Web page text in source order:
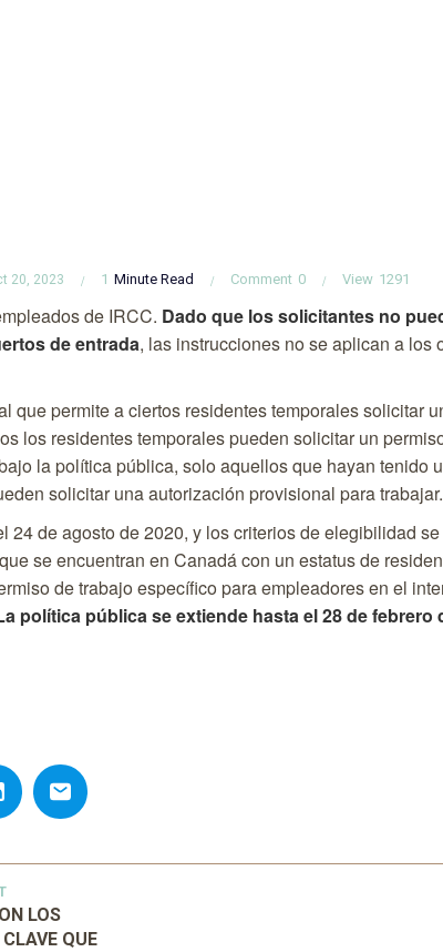
20, 2023 1 Minute Read 0
Comment 1291
View
de IRCC. Dado que los solicitantes no
de entrada, las instrucciones no se aplican a los
que permite a ciertos residentes temporales solicitar
los residentes temporales pueden solicitar un
la política pública, solo aquellos que hayan tenido
solicitar una autorización provisional para trabajar.
24 de agosto de 2020, y los criterios de elegibilidad
se encuentran en Canadá con un estatus de
de trabajo específico para empleadores en el
política pública se extiende hasta el 28 de febrero
LOS
QUE